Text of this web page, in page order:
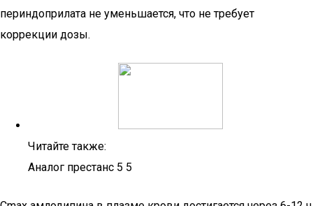
периндоприлата не уменьшается, что не требует
коррекции дозы.
Читайте также:
Аналог престанс 5 5